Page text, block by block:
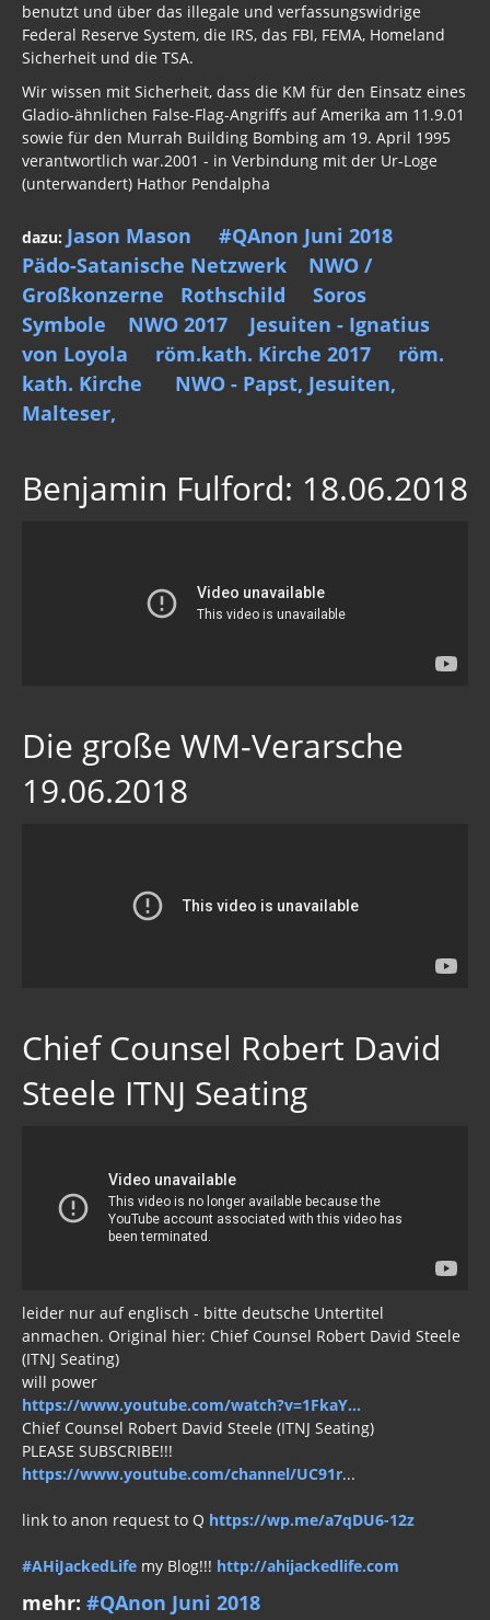
benutzt und über das illegale und verfassungswidrige
Federal Reserve System, die IRS, das FBI, FEMA, Homeland
Sicherheit und die TSA.
Wir wissen mit Sicherheit, dass die KM für den Einsatz eines
Gladio-ähnlichen False-Flag-Angriffs auf Amerika am 11.9.01
sowie für den Murrah Building Bombing am 19. April 1995
verantwortlich war.2001 - in Verbindung mit der Ur-Loge
(unterwandert) Hathor Pendalpha
dazu: Jason Mason
#QAnon Juni 2018
Pädo-Satanische Netzwerk
NWO /
Großkonzerne
Rothschild
Soros
Symbole
NWO 2017
Jesuiten - Ignatius
von Loyola
röm.kath. Kirche 2017
röm.
kath. Kirche
NWO - Papst, Jesuiten,
Malteser,
Benjamin Fulford: 18.06.2018
Die große WM-Verarsche
19.06.2018
Chief Counsel Robert David
Steele ITNJ Seating
leider nur auf englisch - bitte deutsche Untertitel
anmachen. Original hier: Chief Counsel Robert David Steele
(ITNJ Seating)
will power
https://www.youtube.com/watch?v=1FkaY...
Chief Counsel Robert David Steele (ITNJ Seating)
PLEASE SUBSCRIBE!!!
https://www.youtube.com/channel/UC91r...
link to anon request to Q https://wp.me/a7qDU6-12z
#AHiJackedLife my Blog!!! http://ahijackedlife.com
mehr: #QAnon Juni 2018